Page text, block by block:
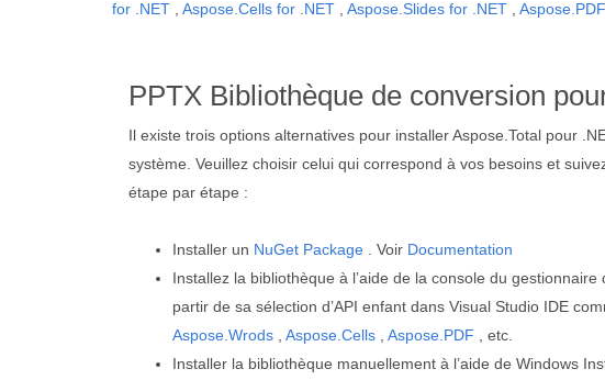
for .NET
Aspose.Cells for .NET Aspose.Slides for .NET
PPTX Bibliothèque de conversion
Il existe trois options alternatives pour installer Aspose.Total pour
système. Veuillez choisir celui qui correspond à vos besoins et
étape par étape :
Installer un NuGet Package . Voir Documentation
Installez la bibliothèque à l’aide de la console du gestionnaire
partir de sa sélection d’API enfant dans Visual Studio IDE
Aspose.Wrods
Aspose.Cells Aspose.PDF , etc.
Installer la bibliothèque manuellement à l’aide de Windows